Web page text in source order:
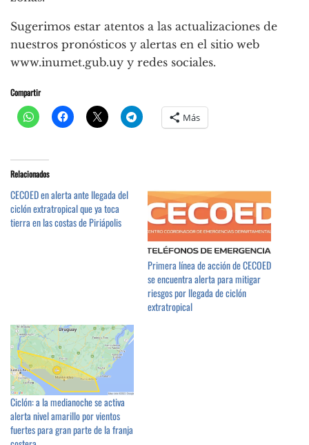
Sugerimos estar atentos a las actualizaciones de
nuestros pronósticos y alertas en el sitio web
www.inumet.gub.uy y redes sociales.
Compartir
Más
Relacionados
CECOED en alerta ante llegada del
ciclón extratropical que ya toca
tierra en las costas de Piriápolis
Primera línea de acción de CECOED
se encuentra alerta para mitigar
riesgos por llegada de ciclón
extratropical
Ciclón: a la medianoche se activa
alerta nivel amarillo por vientos
fuertes para gran parte de la franja